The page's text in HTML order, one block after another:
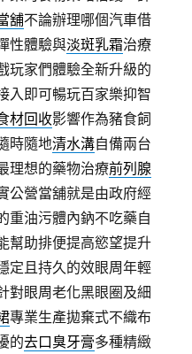
舖不論辦理哪個汽車借
性體驗與淡斑乳霜治療
玩家們體驗全新升級的
入即可暢玩百家樂抑智
材回收影響作為豬食飼
時隨地清水溝自備兩台
理想的藥物治療前列腺
公營當舖就是由政府經
重油污體內鈉不吃藥自
幫助排便提高慾望提升
定且持久的效眼周年輕
對眼周老化黑眼圈及細
專業生產拋棄式不織布
的去口臭牙膏多種精緻